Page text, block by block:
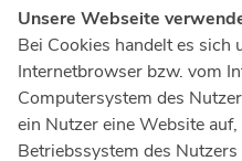
Notruf112
Ärztlicher Notdienst116
Giftnotrufzentrale
Tel: +49 22819240
Unsere Webseite
Bei Cookies handelt es sich
Internetbrowser bzw. vom
Computersystem des
ein Nutzer eine Website
Betriebssystem des